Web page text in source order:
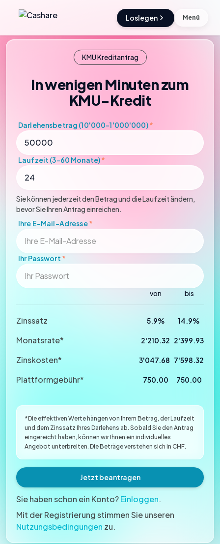
Loslegen Menü
KMU Kreditantrag
In wenigen Minuten zum
KMU-Kredit
Darlehensbetrag (10'000-1'000'000)*
Laufzeit (3-60 Monate)*
Sie können jederzeit den Betrag und die Laufzeit ändern,
bevor Sie Ihren Antrag einreichen.
Ihre E-Mail-Adresse*
Ihr Passwort *
von bis
Zinssatz 5.9% 14.9%
Monatsrate* 2'210.32 2'399.93
Zinskosten* 3'047.68 7'598.32
Plattformgebühr* 750.00 750.00
*Die effektiven Werte hängen von Ihrem Betrag, der Laufzeit
und dem Zinssatz Ihres Darlehens ab. Sobald Sie den Antrag
eingereicht haben, können wir Ihnen ein individuelles
Angebot unterbreiten. Die Beträge verstehen sich in CHF.
Jetzt beantragen
Sie haben schon ein Konto?Einloggen.
Mit der Registrierung stimmen Sie unseren
Nutzungsbedingungen zu.